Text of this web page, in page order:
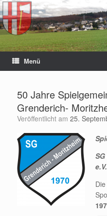
Menü
50 Jahre
Grenderich-
Veröffentlicht am 25.
e.V.